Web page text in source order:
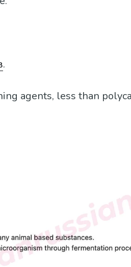
.
agents, less than